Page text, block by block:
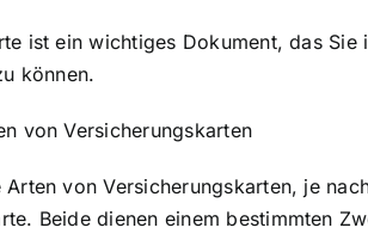
ist ein wichtiges Dokument, das
können.
von Versicherungskarten
von Versicherungskarten, je
Beide dienen einem bestimmten